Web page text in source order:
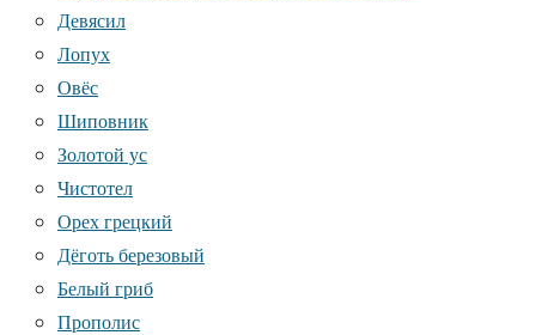
Девясил
Лопух
Овёс
Шиповник
Золотой ус
Чистотел
Орех грецкий
Дёготь березовый
Белый гриб
Прополис